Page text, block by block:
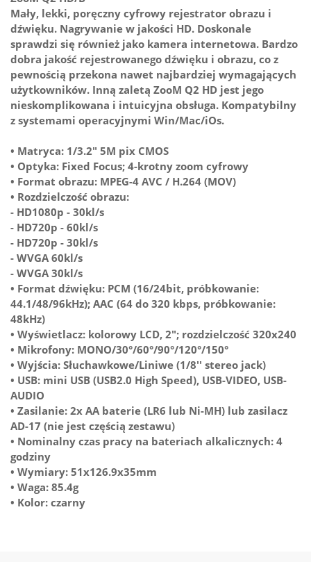
Mały, lekki, poręczny cyfrowy rejestrator obrazu i
dźwięku. Nagrywanie w jakości HD. Doskonale
sprawdzi się również jako kamera internetowa. Bardzo
dobra jakość rejestrowanego dźwięku i obrazu, co z
pewnością przekona nawet najbardziej wymagających
użytkowników. Inną zaletą ZooM Q2 HD jest jego
nieskomplikowana i intuicyjna obsługa. Kompatybilny
z systemami operacyjnymi Win/Mac/iOs.
• Matryca: 1/3.2" 5M pix CMOS
• Optyka: Fixed Focus; 4-krotny zoom cyfrowy
• Format obrazu: MPEG-4 AVC / H.264 (MOV)
• Rozdzielczość obrazu:
- HD1080p - 30kl/s
- HD720p - 60kl/s
- HD720p - 30kl/s
- WVGA 60kl/s
- WVGA 30kl/s
• Format dźwięku: PCM (16/24bit, próbkowanie:
44.1/48/96kHz); AAC (64 do 320 kbps, próbkowanie:
48kHz)
• Wyświetlacz: kolorowy LCD, 2"; rozdzielczość 320x240
• Mikrofony: MONO/30°/60°/90°/120°/150°
• Wyjścia: Słuchawkowe/Liniwe (1/8'' stereo jack)
• USB: mini USB (USB2.0 High Speed), USB-VIDEO, USB-
AUDIO
• Zasilanie: 2x AA baterie (LR6 lub Ni-MH) lub zasilacz
AD-17 (nie jest częścią zestawu)
• Nominalny czas pracy na bateriach alkalicznych: 4
godziny
• Wymiary: 51x126.9x35mm
• Waga: 85.4g
• Kolor: czarny